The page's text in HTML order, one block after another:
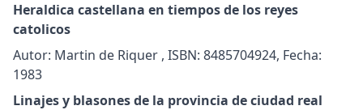
Heraldica castellana en tiempos de los reyes
catolicos
Autor: Martin de Riquer , ISBN: 8485704924, Fecha:
1983
Linajes y blasones de la provincia de ciudad real